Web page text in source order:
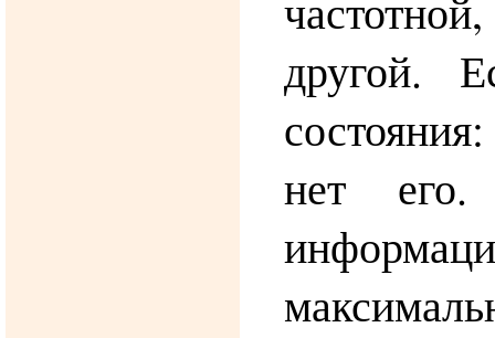
другой.
нет